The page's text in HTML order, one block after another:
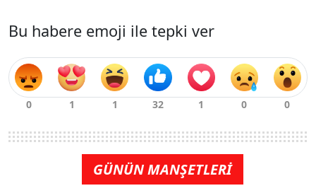
Bu habere emoji ile tepki ver
GÜNÜN MANŞETLERİ